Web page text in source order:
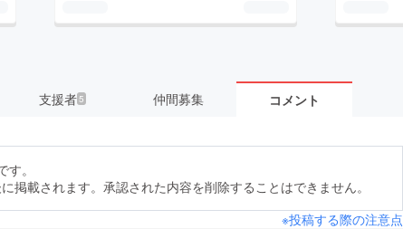
支援者5 仲間募集 コメント
。
掲載されます。承認された内容を削除することはできません。
※投稿する際の注意点